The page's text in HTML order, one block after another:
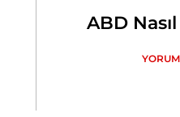
ABD
YORUM